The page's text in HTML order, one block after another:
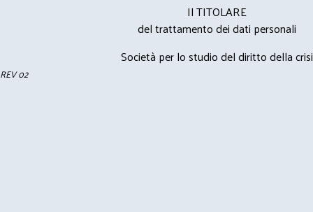
Il TITOLARE
del trattamento dei dati personali
Società per lo studio del diritto della crisi
REV 02